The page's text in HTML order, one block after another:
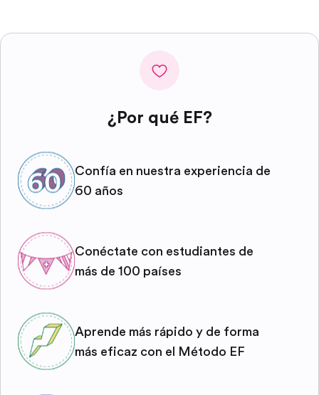
¿Por qué EF?
Confía en nuestra experiencia de
60 años
Conéctate con estudiantes de
más de 100 países
Aprende más rápido y de forma
más eficaz con el Método EF